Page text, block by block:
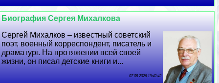
Биография Сергея Михалкова
Сергeй Михалков – известный советский
поэт, военный корреспондент, писатель и
драматург. На протяжении всей своей
жизни, он писал детские книги и...
07 08 2026 19:42:42